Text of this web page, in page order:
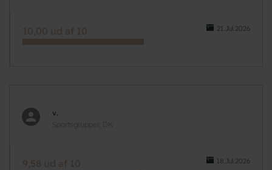
21.Jul.2026
10,00 ud af 10
v.
Sportsgrupper, DK
18.Jul.2026
9,58 ud af 10